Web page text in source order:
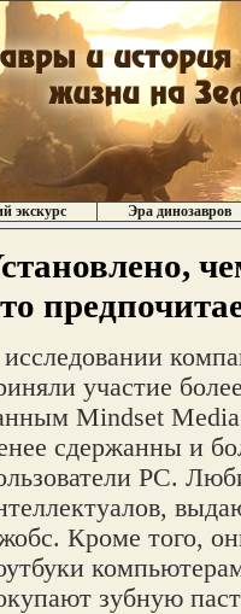
экскурс
Эра динозавров
участие
Mindset
сдержанны и
PC.
Кроме того,
зубную